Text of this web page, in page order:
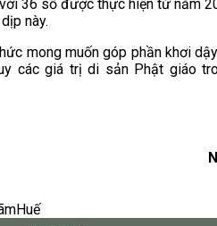
36 số được thực hiện từ năm
này.
mong muốn góp phần khơi
các giá trị di sản Phật giáo
Huế